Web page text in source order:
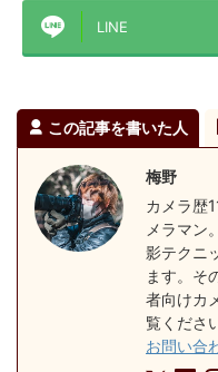
LINE
この記事を書いた人
梅野
カメラ歴
メラマン
影テクニ
ます。そ
者向けカ
覧くださ
お問い合